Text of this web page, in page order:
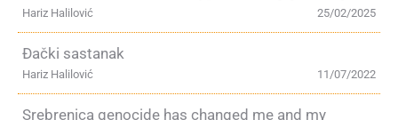
25/02/2025
Hariz Halilović
Đački sastanak
11/07/2022
Hariz Halilović
Srebrenica genocide has changed me and my